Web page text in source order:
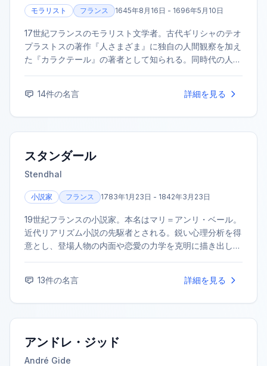
モラリスト フランス 1645年8月16日 - 1696年5月10日
17世紀フランスのモラリスト文学者。古代ギリシャのテオ
プラストスの著作『人さまざま』に独自の人間観察を加え
た『カラクテール』の著者として知られる。同時代の人々
探求として今日でも高く評価されている。
14件の名言 詳細を見る
スタンダール
Stendhal
小説家 フランス 1783年1月23日 - 1842年3月23日
19世紀フランスの小説家。本名はマリ＝アンリ・ベール。
近代リアリズム小説の先駆者とされる。鋭い心理分析を得
意とし、登場人物の内面や恋愛の力学を克明に描き出し
れた。
13件の名言 詳細を見る
アンドレ・ジッド
André Gide